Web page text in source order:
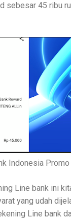
sebesar 45 ribu
Indonesia Promo
Line bank ini
yang udah
Line bank